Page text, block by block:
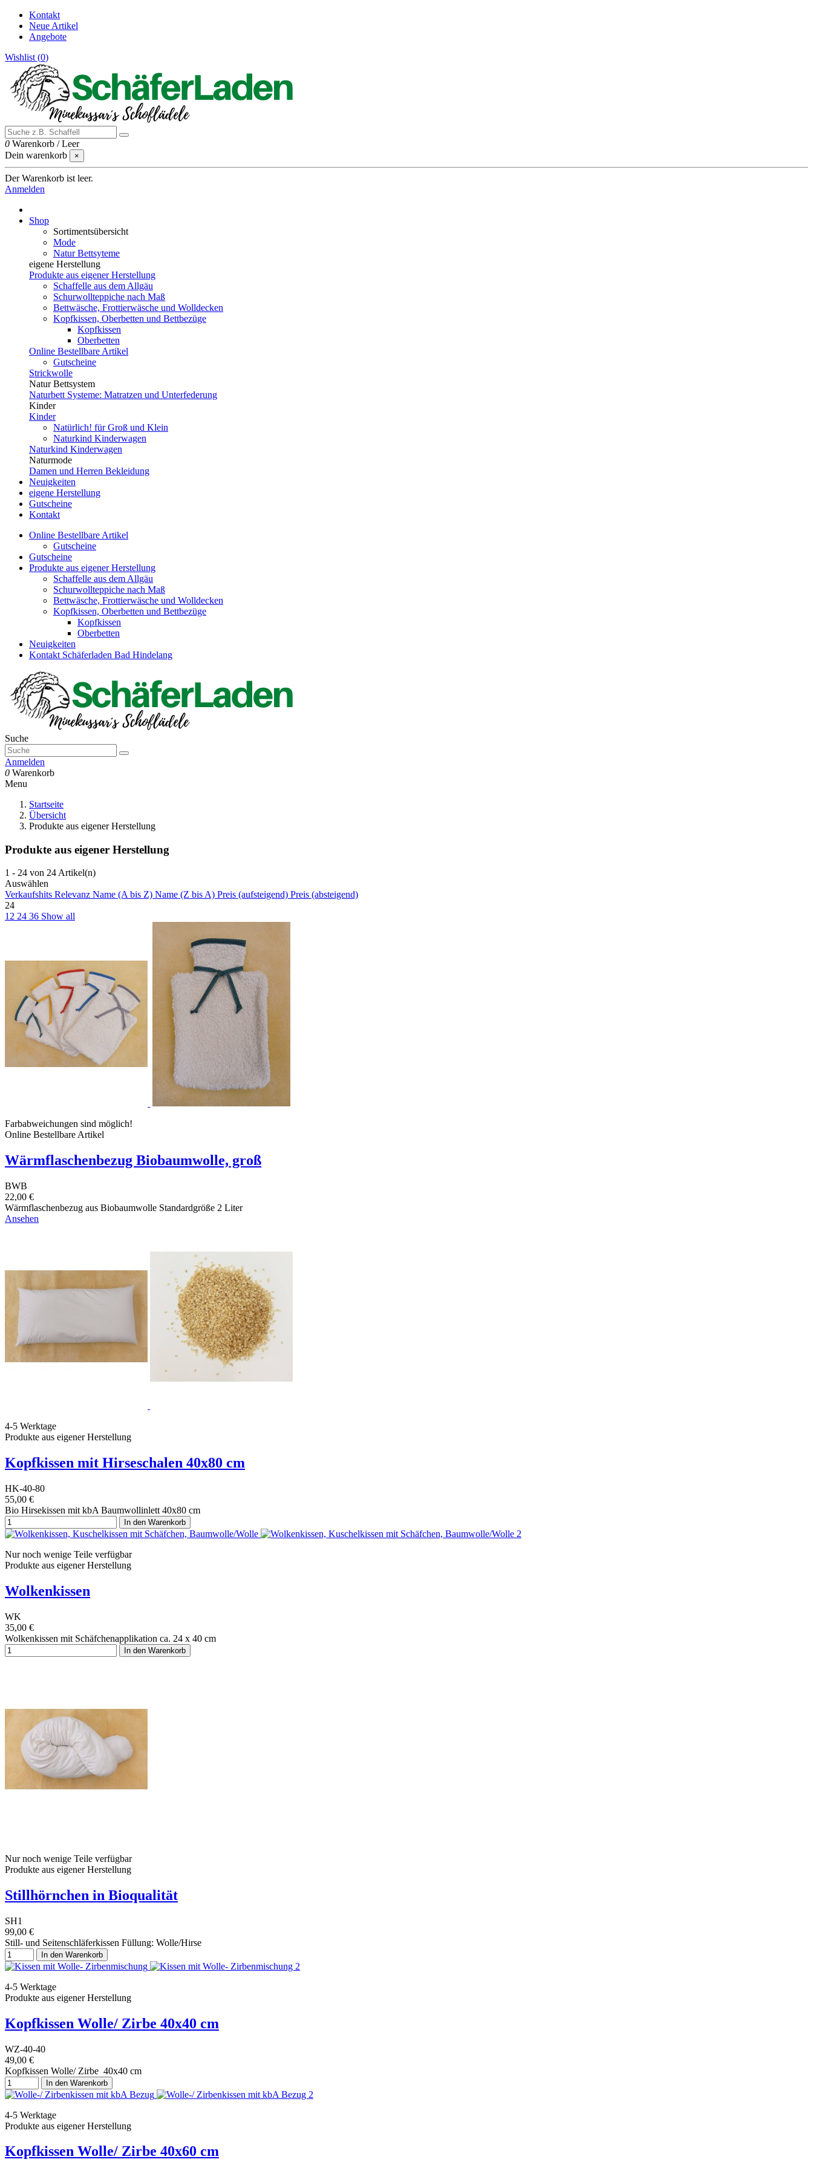
Kontakt
Neue Artikel
Angebote
Wishlist (0)
0 Warenkorb /Leer
Dein warenkorb
×
Der Warenkorb ist leer.
Anmelden
Shop
Sortimentsübersicht
Mode
Natur Bettsyteme
eigene Herstellung
Produkte aus eigener Herstellung
Schaffelle aus dem Allgäu
Schurwollteppiche nach Maß
Bettwäsche, Frottierwäsche und Wolldecken
Kopfkissen, Oberbetten und Bettbezüge
Kopfkissen
Oberbetten
Online Bestellbare Artikel
Gutscheine
Strickwolle
Natur Bettsystem
Naturbett Systeme: Matratzen und Unterfederung
Kinder
Kinder
Natürlich! für Groß und Klein
Naturkind Kinderwagen
Naturkind Kinderwagen
Naturmode
Damen und Herren Bekleidung
Neuigkeiten
eigene Herstellung
Gutscheine
Kontakt
Online Bestellbare Artikel
Gutscheine
Gutscheine
Produkte aus eigener Herstellung
Schaffelle aus dem Allgäu
Schurwollteppiche nach Maß
Bettwäsche, Frottierwäsche und Wolldecken
Kopfkissen, Oberbetten und Bettbezüge
Kopfkissen
Oberbetten
Neuigkeiten
Kontakt Schäferladen Bad Hindelang
Suche
Anmelden
0 Warenkorb
Menu
Startseite
Übersicht
Produkte aus eigener Herstellung
Produkte aus eigener Herstellung
1 - 24 von 24 Artikel(n)
Auswählen
Verkaufshits Relevanz Name (A bis Z) Name (Z bis A) Preis (aufsteigend) Preis (absteigend)
24
12 24 36 Show all
Farbabweichungen sind möglich!
Online Bestellbare Artikel
Wärmflaschenbezug Biobaumwolle, groß
BWB
22,00 €
Wärmflaschenbezug aus Biobaumwolle Standardgröße 2 Liter
Ansehen
4-5 Werktage
Produkte aus eigener Herstellung
Kopfkissen mit Hirseschalen 40x80 cm
HK-40-80
55,00 €
Bio Hirsekissen mit kbA Baumwollinlett 40x80 cm
In den Warenkorb
Nur noch wenige Teile verfügbar
Produkte aus eigener Herstellung
Wolkenkissen
WK
35,00 €
Wolkenkissen mit Schäfchenapplikation ca. 24 x 40 cm
In den Warenkorb
Nur noch wenige Teile verfügbar
Produkte aus eigener Herstellung
Stillhörnchen in Bioqualität
SH1
99,00 €
Still- und Seitenschläferkissen Füllung: Wolle/Hirse
In den Warenkorb
4-5 Werktage
Produkte aus eigener Herstellung
Kopfkissen Wolle/ Zirbe 40x40 cm
WZ-40-40
49,00 €
Kopfkissen Wolle/ Zirbe 40x40 cm
In den Warenkorb
4-5 Werktage
Produkte aus eigener Herstellung
Kopfkissen Wolle/ Zirbe 40x60 cm